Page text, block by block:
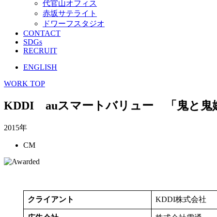
代官山オフィス
赤坂サテライト
ドワーフスタジオ
CONTACT
SDGs
RECRUIT
ENGLISH
WORK TOP
KDDI auスマートバリュー 「鬼と鬼
2015年
CM
クライアント KDDI株式会社